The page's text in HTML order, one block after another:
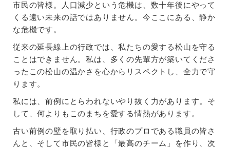
市民の皆様。人口減少という危機は、数十年後にやって
くる遠い未来の話ではありません。今ここにある、静か
な危機です。
従来の延長線上の行政では、私たちの愛する松山を守る
ことはできません。私は、多くの先輩方が築いてくださ
ったこの松山の温かさを心からリスペクトし、全力で守
ります。
私には、前例にとらわれないやり抜く力があります。そ
して、何よりもこのまちを愛する情熱があります。
古い前例の壁を取り払い、行政のプロである職員の皆さ
んと、そして市民の皆様と「最高のチーム」を作り、次